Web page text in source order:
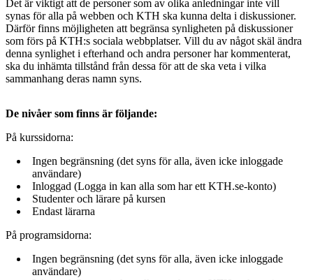
Det är viktigt att de personer som av olika anledningar inte vill
synas för alla på webben och KTH ska kunna delta i diskussioner.
Därför finns möjligheten att begränsa synligheten på diskussioner
som förs på KTH:s sociala webbplatser. Vill du av något skäl ändra
denna synlighet i efterhand och andra personer har kommenterat,
ska du inhämta tillstånd från dessa för att de ska veta i vilka
sammanhang deras namn syns.
De nivåer som finns är följande:
På kurssidorna:
Ingen begränsning (det syns för alla, även icke inloggade
användare)
Inloggad (Logga in kan alla som har ett KTH.se-konto)
Studenter och lärare på kursen
Endast lärarna
På programsidorna:
Ingen begränsning (det syns för alla, även icke inloggade
användare)